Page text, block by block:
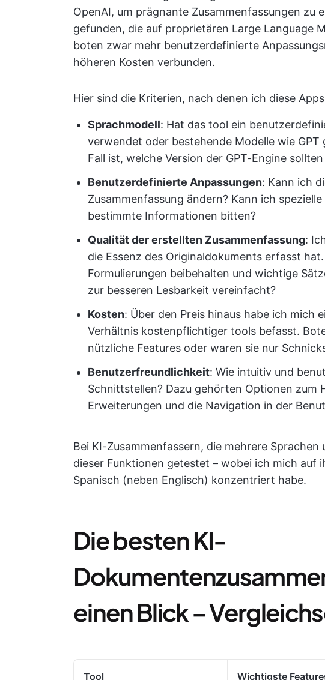
OpenAI, um prägnante Zusammenfassungen zu
gefunden, die auf proprietären Large Language
boten zwar mehr benutzerdefinierte
höheren Kosten verbunden.
Hier sind die Kriterien, nach denen ich diese
Sprachmodell: Hat das tool ein
verwendet oder bestehende Modelle wie
Fall ist, welche Version der GPT-Engine
Benutzerdefinierte Anpassungen: Kann ich
Zusammenfassung ändern? Kann ich
bestimmte Informationen bitten?
Qualität der erstellten Zusammenfassung:
die Essenz des Originaldokuments erfasst
Formulierungen beibehalten und wichtige
zur besseren Lesbarkeit vereinfacht?
Kosten: Über den Preis hinaus habe ich mich
Verhältnis kostenpflichtiger tools befasst.
nützliche Features oder waren sie nur
Benutzerfreundlichkeit: Wie intuitiv und
Schnittstellen? Dazu gehörten Optionen zum
Erweiterungen und die Navigation in der
Bei KI-Zusammenfassern, die mehrere
dieser Funktionen getestet – wobei ich mich auf
Spanisch (neben Englisch) konzentriert habe.
Die besten KI-
einen Blick –
Tool Wichtigste